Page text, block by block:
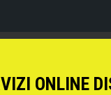
ONLINE